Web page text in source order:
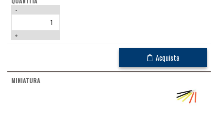
-
+
Acquista